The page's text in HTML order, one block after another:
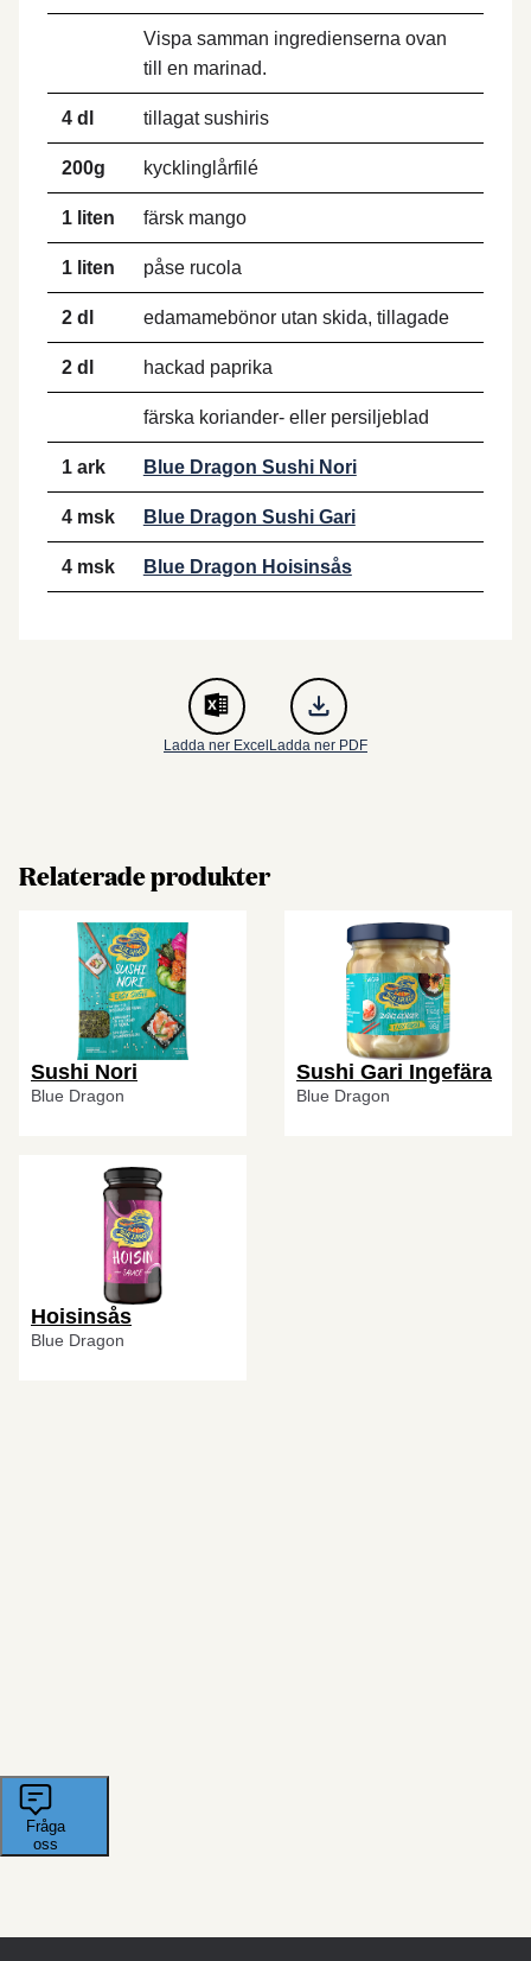
Vispa samman ingredienserna ovan
till en marinad.
4 dl tillagat sushiris
200g kycklinglårfilé
1 liten färsk mango
1 liten påse rucola
2 dl edamamebönor utan skida, tillagade
2 dl hackad paprika
färska koriander- eller persiljeblad
1 ark Blue Dragon Sushi Nori
4 msk Blue Dragon Sushi Gari
4 msk Blue Dragon Hoisinsås
Ladda ner Excel Ladda ner PDF
Relaterade produkter
Sushi Nori
Blue Dragon
Sushi Gari Ingefära
Blue Dragon
Hoisinsås
Blue Dragon